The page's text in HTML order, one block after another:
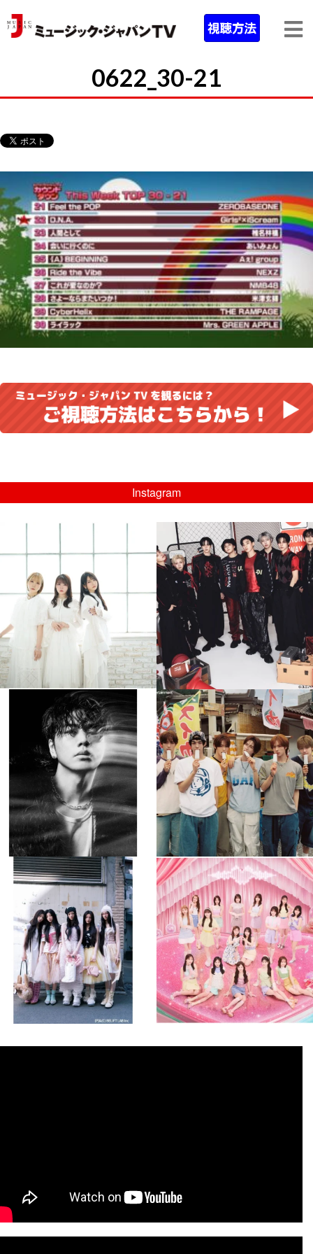
0622_30-21
Instagram
💡8/5(水)特番放送！
...
8月 4
4 0
musicjapantv
💡08/05(水)23:00特番放送！
...
8月 4
4 0
musicjapantv
💡8月特番放送決定！
...
8月 4
305 0
musicjapantv
💡8月特番放送決定！
...
8月 4
5 0
musicjapantv
💡8月特番放送決定！
8月 4
2 0
musicjapantv
💡8月特番放送決定！
...
8月 4
2 0